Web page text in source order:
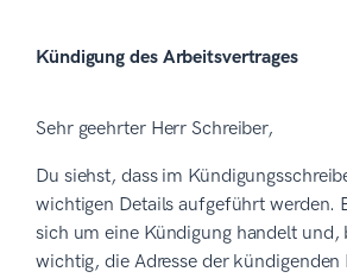
Kündigung des Arbeitsvertrages
Sehr geehrter Herr Schreiber,
Du siehst, dass im
wichtigen Details aufgeführt werden.
sich um eine Kündigung handelt und,
wichtig, die Adresse der kündigenden